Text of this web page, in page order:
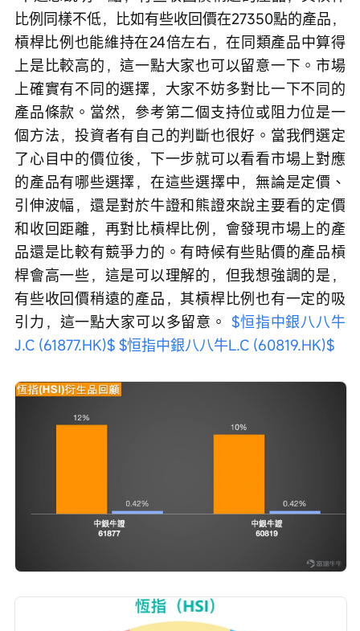
比例同樣不低，比如有些收回價在27350點的產品，
槓桿比例也能維持在24倍左右，在同類產品中算得
上是比較高的，這一點大家也可以留意一下。市場
上確實有不同的選擇，大家不妨多對比一下不同的
產品條款。當然，參考第二個支持位或阻力位是一
個方法，投資者有自己的判斷也很好。當我們選定
了心目中的價位後，下一步就可以看看市場上對應
的產品有哪些選擇，在這些選擇中，無論是定價、
引伸波幅，還是對於牛證和熊證來說主要看的定價
和收回距離，再對比槓桿比例，會發現市場上的產
品還是比較有競爭力的。有時候有些貼價的產品槓
桿會高一些，這是可以理解的，但我想強調的是，
有些收回價稍遠的產品，其槓桿比例也有一定的吸
引力，這一點大家可以多留意。 $恒指中銀八八牛
J.C (61877.HK)$ $恒指中銀八八牛L.C (60819.HK)$